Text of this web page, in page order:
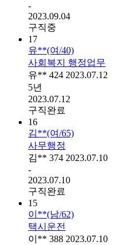
-
2023.09.04
구직중
17
유**(여/40)
사회복지 행정업무
유** 424 2023.07.12
5년
2023.07.12
구직완료
16
김**(여/65)
사무행정
김** 374 2023.07.10
-
2023.07.10
구직완료
15
이**(남/62)
택시운전
이** 388 2023.07.10